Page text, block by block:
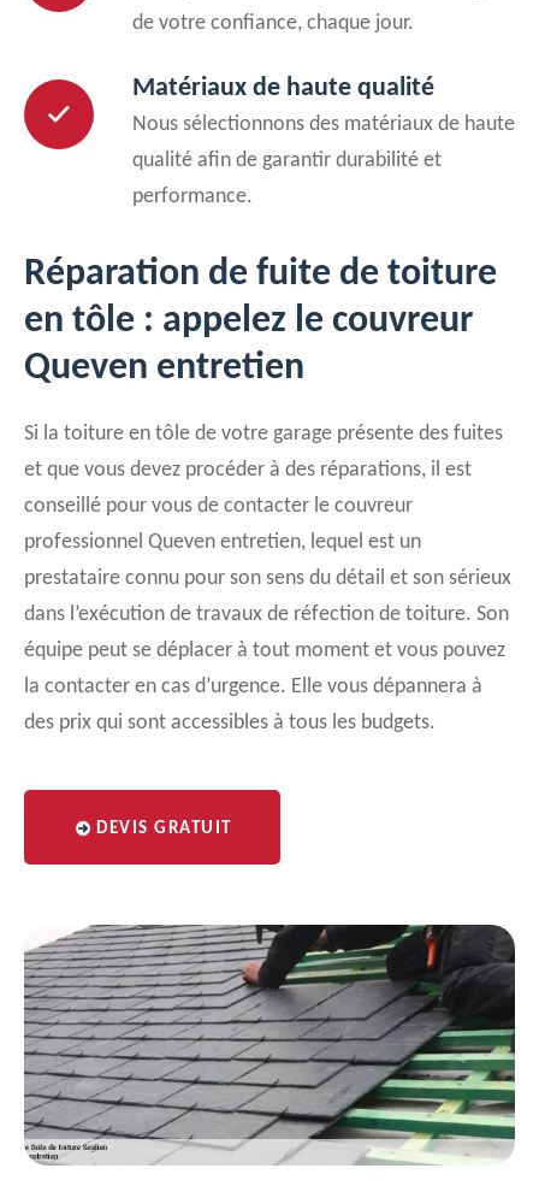
de votre confiance, chaque jour.
Matériaux de haute qualité
Nous sélectionnons des matériaux de haute
qualité afin de garantir durabilité et
performance.
Réparation de fuite de toiture
en tôle : appelez le couvreur
Queven entretien
Si la toiture en tôle de votre garage présente des fuites
et que vous devez procéder à des réparations, il est
conseillé pour vous de contacter le couvreur
professionnel Queven entretien, lequel est un
prestataire connu pour son sens du détail et son sérieux
dans l’exécution de travaux de réfection de toiture. Son
équipe peut se déplacer à tout moment et vous pouvez
la contacter en cas d’urgence. Elle vous dépannera à
des prix qui sont accessibles à tous les budgets.
DEVIS GRATUIT